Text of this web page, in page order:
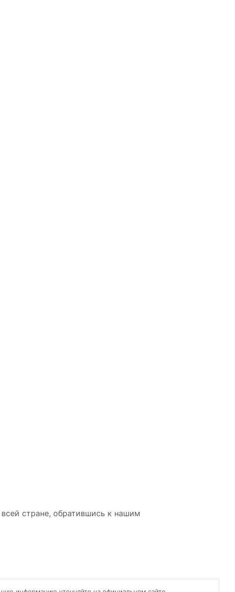
стране, обратившись к нашим